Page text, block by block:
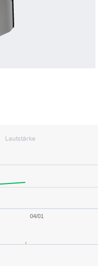
Lautstärke
04/01